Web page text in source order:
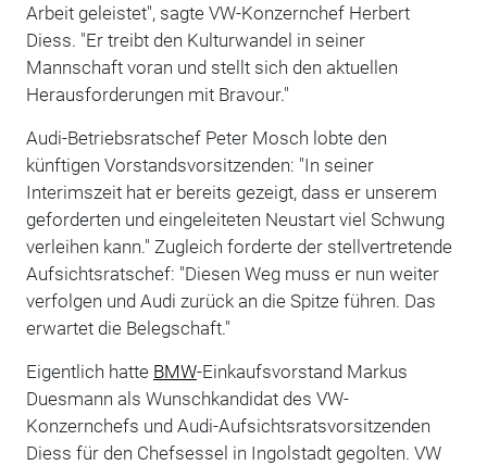
Arbeit geleistet", sagte VW-Konzernchef Herbert
Diess. "Er treibt den Kulturwandel in seiner
Mannschaft voran und stellt sich den aktuellen
Herausforderungen mit Bravour."
Audi-Betriebsratschef Peter Mosch lobte den
künftigen Vorstandsvorsitzenden: "In seiner
Interimszeit hat er bereits gezeigt, dass er unserem
geforderten und eingeleiteten Neustart viel Schwung
verleihen kann." Zugleich forderte der stellvertretende
Aufsichtsratschef: "Diesen Weg muss er nun weiter
verfolgen und Audi zurück an die Spitze führen. Das
erwartet die Belegschaft."
Eigentlich hatte BMW-Einkaufsvorstand Markus
Duesmann als Wunschkandidat des VW-
Konzernchefs und Audi-Aufsichtsratsvorsitzenden
Diess für den Chefsessel in Ingolstadt gegolten. VW